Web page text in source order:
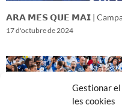
Gestionar
les cookies
𝗔𝗥𝗔 𝗠𝗘́𝗦 𝗤𝗨𝗘 𝗠𝗔𝗜 |
17 d'octubre de 2024